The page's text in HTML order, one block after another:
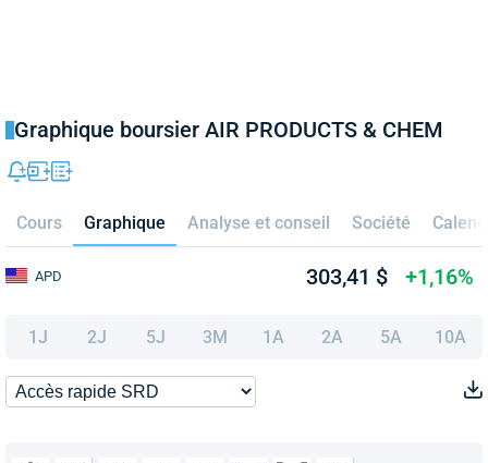
Graphique boursier AIR PRODUCTS & CHEM
Cours Graphique Analyse et conseil Société
APD 303,41 $ +1,16%
1J 2J 5J 3M 1A 2A 5A 10A